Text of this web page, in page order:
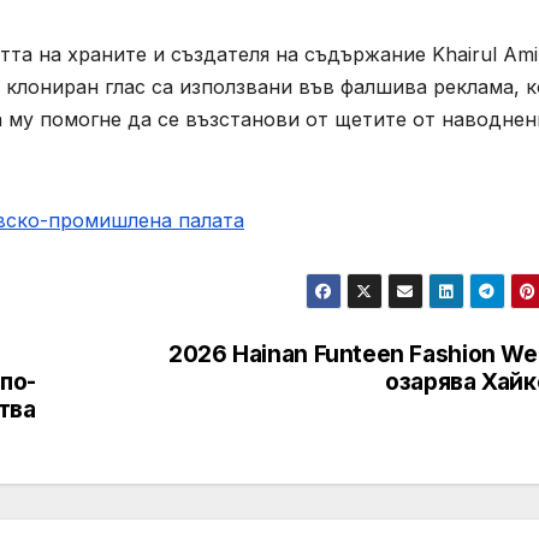
на храните и създателя на съдържание Khairul
глас са използвани във фалшива реклама,
помогне да се възстанови от щетите от
промишлена палaта
2026 Hainan Funteen Fashion
озарява